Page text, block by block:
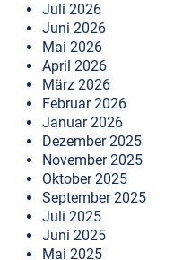
Juli 2026
Juni 2026
Mai 2026
April 2026
März 2026
Februar 2026
Januar 2026
Dezember 2025
November 2025
Oktober 2025
September 2025
Juli 2025
Juni 2025
Mai 2025